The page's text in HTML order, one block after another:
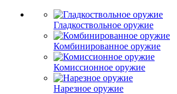
Гладкоствольное оружие
Комбинированное оружие
Комиссионное оружие
Нарезное оружие